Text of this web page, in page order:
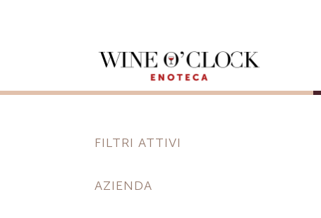
FILTRI ATTIVI
AZIENDA